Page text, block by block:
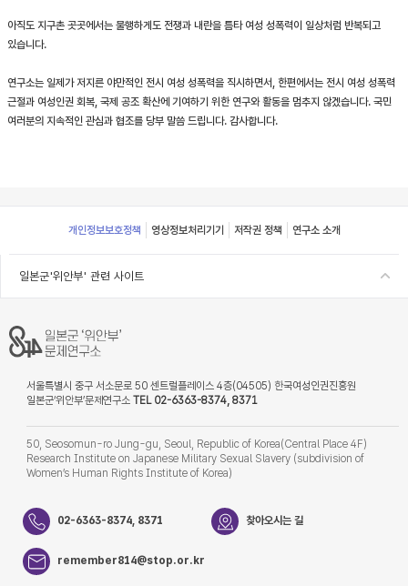
아직도 지구촌 곳곳에서는 불행하게도 전쟁과 내란을 틈타 여성 성폭력이 일상처럼 반복되고
있습니다.
연구소는 일제가 저지른 야만적인 전시 여성 성폭력을 직시하면서, 한편에서는 전시 여성 성폭력
근절과 여성인권 회복, 국제 공조 확산에 기여하기 위한 연구와 활동을 멈추지 않겠습니다. 국민
여러분의 지속적인 관심과 협조를 당부 말씀 드립니다. 감사합니다.
Footer
개인정보보호정책 영상정보처리기기 저작권 정책 연구소 소개
일본군'위안부' 관련 사이트
서울특별시 중구 서소문로 50 센트럴플레이스 4층(04505) 한국여성인권진흥원
일본군‘위안부’문제연구소 TEL 02-6363-8374, 8371
50, Seosomun-ro Jung-gu, Seoul, Republic of Korea(Central Place 4F)
Research Institute on Japanese Military Sexual Slavery (subdivision of
Women’s Human Rights Institute of Korea)
02-6363-8374, 8371 찾아오시는 길
remember814@stop.or.kr